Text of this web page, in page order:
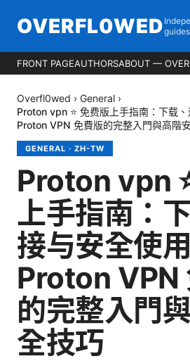
OVERFL0WED
FRONT PAGEAUTHORSABOUT —
Overfl0wed › General ›
Proton vpn ⭐ 免费版上手指南：下载
Proton VPN 免費版的完整入門與高階
GENERAL · ZH-TW
Proton vpn
上手指南：
接与安全使
Proton VPN
的完整入門
全技巧